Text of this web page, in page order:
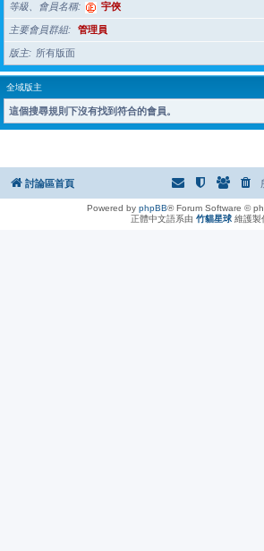
等級、會員名稱 宇俠
主要會員群組 管理員
版主 所有版面
全域版主
這個搜尋規則下沒有找到符合的會員。
討論區首頁
Powered by phpBB® Forum Software ©
正體中文語系由 竹貓星球 維護製